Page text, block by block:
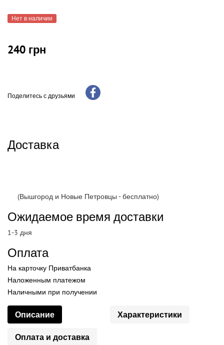
Нет в наличии
240 грн
Поделитесь с друзьями
Доставка
(Вышгород и Новые Петровцы - бесплатно)
Ожидаемое время доставки
1-3 дня
Оплата
На карточку Приватбанка
Наложенным платежом
Наличными при получении
Описание Характеристики
Оплата и доставка